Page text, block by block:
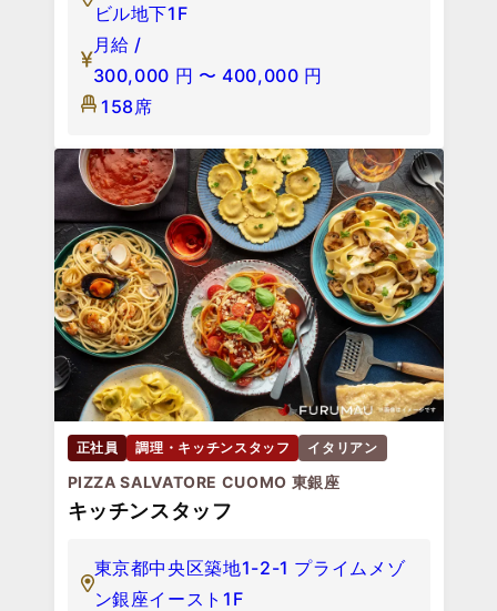
ビル地下1F
月給 /
300,000 円 〜 400,000 円
158席
正社員 調理・キッチンスタッフ イタリアン
PIZZA SALVATORE CUOMO 東銀座
キッチンスタッフ
東京都中央区築地1-2-1 プライムメゾ
ン銀座イースト1F